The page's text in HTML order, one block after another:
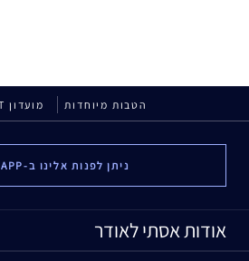
הטבות מיוחדות מועדון ESTÉE E-LIST
ניתן לפנות אלינו ב-WHATSAPP
אודות אסתי לאודר